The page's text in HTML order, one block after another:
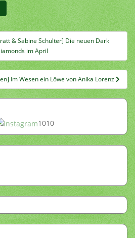
& Sabine Schulter] Die neuen Dark
im April
Im Wesen ein Löwe von Anika Lorenz
1010